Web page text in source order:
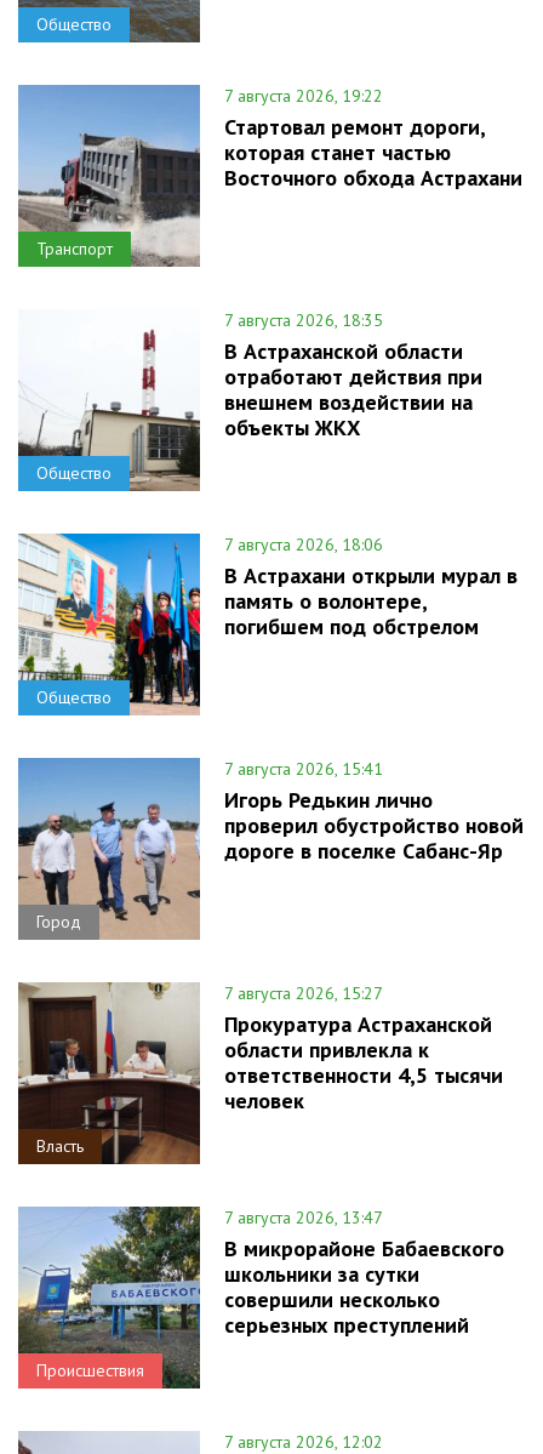
Общество
Транспорт
7 августа 2026, 19:22
Стартовал ремонт дороги,
которая станет частью
Восточного обхода Астрахани
Общество
7 августа 2026, 18:35
В Астраханской области
отработают действия при
внешнем воздействии на
объекты ЖКХ
Общество
7 августа 2026, 18:06
В Астрахани открыли мурал в
память о волонтере,
погибшем под обстрелом
Город
7 августа 2026, 15:41
Игорь Редькин лично
проверил обустройство новой
дороге в поселке Сабанс-Яр
Власть
7 августа 2026, 15:27
Прокуратура Астраханской
области привлекла к
ответственности 4,5 тысячи
человек
Происшествия
7 августа 2026, 13:47
В микрорайоне Бабаевского
школьники за сутки
совершили несколько
серьезных преступлений
7 августа 2026, 12:02